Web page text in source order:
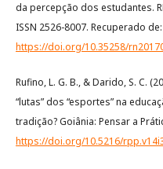
da percepção dos estudantes.
ISSN 2526-8007. Recuperado de:
https://doi.org/10.35258/
Rufino, L. G. B., & Darido, S. C.
“lutas” dos “esportes” na
tradição? Goiânia: Pensar a
https://doi.org/10.5216/